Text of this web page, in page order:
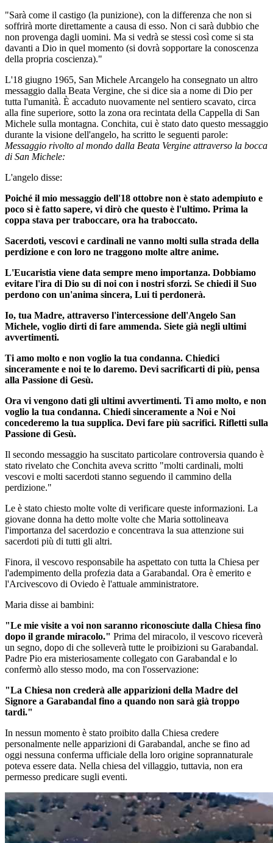
"Sarà come il castigo (la punizione), con la differenza che non si
soffrirà morte direttamente a causa di esso. Non ci sarà dubbio che
non provenga dagli uomini. Ma si vedrà se stessi così come si sta
davanti a Dio in quel momento (si dovrà sopportare la conoscenza
della propria coscienza)."
L'18 giugno 1965, San Michele Arcangelo ha consegnato un altro
messaggio dalla Beata Vergine, che si dice sia a nome di Dio per
tutta l'umanità. È accaduto nuovamente nel sentiero scavato, circa
alla fine superiore, sotto la zona ora recintata della Cappella di San
Michele sulla montagna. Conchita, cui è stato dato questo messaggio
durante la visione dell'angelo, ha scritto le seguenti parole:
Messaggio rivolto al mondo dalla Beata Vergine attraverso la bocca
di San Michele:
L'angelo disse:
Poiché il mio messaggio dell'18 ottobre non è stato adempiuto e
poco si è fatto sapere, vi dirò che questo è l'ultimo. Prima la
coppa stava per traboccare, ora ha traboccato.
Sacerdoti, vescovi e cardinali ne vanno molti sulla strada della
perdizione e con loro ne traggono molte altre anime.
L'Eucaristia viene data sempre meno importanza. Dobbiamo
evitare l'ira di Dio su di noi con i nostri sforzi. Se chiedi il Suo
perdono con un'anima sincera, Lui ti perdonerà.
Io, tua Madre, attraverso l'intercessione dell'Angelo San
Michele, voglio dirti di fare ammenda. Siete già negli ultimi
avvertimenti.
Ti amo molto e non voglio la tua condanna. Chiedici
sinceramente e noi te lo daremo. Devi sacrificarti di più, pensa
alla Passione di Gesù.
Ora vi vengono dati gli ultimi avvertimenti. Ti amo molto, e non
voglio la tua condanna. Chiedi sinceramente a Noi e Noi
concederemo la tua supplica. Devi fare più sacrifici. Rifletti sulla
Passione di Gesù.
Il secondo messaggio ha suscitato particolare controversia quando è
stato rivelato che Conchita aveva scritto "molti cardinali, molti
vescovi e molti sacerdoti stanno seguendo il cammino della
perdizione."
Le è stato chiesto molte volte di verificare queste informazioni. La
giovane donna ha detto molte volte che Maria sottolineava
l'importanza del sacerdozio e concentrava la sua attenzione sui
sacerdoti più di tutti gli altri.
Finora, il vescovo responsabile ha aspettato con tutta la Chiesa per
l'adempimento della profezia data a Garabandal. Ora è emerito e
l'Arcivescovo di Oviedo è l'attuale amministratore.
Maria disse ai bambini:
"Le mie visite a voi non saranno riconosciute dalla Chiesa fino
dopo il grande miracolo." Prima del miracolo, il vescovo riceverà
un segno, dopo di che solleverà tutte le proibizioni su Garabandal.
Padre Pio era misteriosamente collegato con Garabandal e lo
confermò allo stesso modo, ma con l'osservazione:
"La Chiesa non crederà alle apparizioni della Madre del
Signore a Garabandal fino a quando non sarà già troppo
tardi."
In nessun momento è stato proibito dalla Chiesa credere
personalmente nelle apparizioni di Garabandal, anche se fino ad
oggi nessuna conferma ufficiale della loro origine soprannaturale
poteva essere data. Nella chiesa del villaggio, tuttavia, non era
permesso predicare sugli eventi.